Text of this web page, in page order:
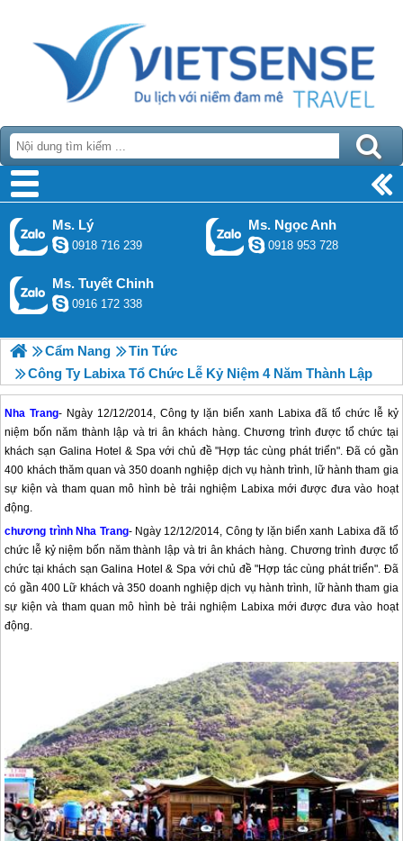
Ms. Lý
0918 716 239
Ms. Ngọc Anh
0918 953 728
Ms. Tuyết Chinh
0916 172 338
Cẩm Nang
Tin Tức
Công Ty Labixa Tổ Chức Lễ Kỷ Niệm 4 Năm Thành Lập
Nha Trang- Ngày 12/12/2014, Công ty lặn biển xanh Labixa đã tổ chức lễ kỷ
niệm bốn năm thành lập và tri ân khách hàng. Chương trình được tổ chức tại
khách sạn Galina Hotel & Spa với chủ đề "Hợp tác cùng phát triển". Đã có gần
400 khách thăm quan và 350 doanh nghiệp dịch vụ hành trình, lữ hành tham gia
sự kiện và tham quan mô hình bè trải nghiệm Labixa mới được đưa vào hoạt
động.
chương trình Nha Trang- Ngày 12/12/2014, Công ty lặn biển xanh Labixa đã tổ
chức lễ kỷ niệm bốn năm thành lập và tri ân khách hàng. Chương trình được tổ
chức tại khách sạn Galina Hotel & Spa với chủ đề "Hợp tác cùng phát triển". Đã
có gần 400 Lữ khách và 350 doanh nghiệp dịch vụ hành trình, lữ hành tham gia
sự kiện và tham quan mô hình bè trải nghiệm Labixa mới được đưa vào hoạt
động.